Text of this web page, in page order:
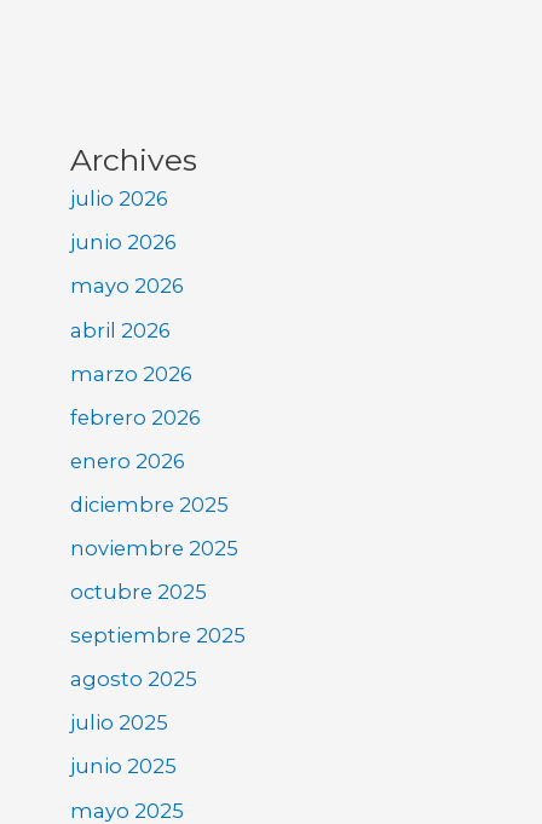
Archives
julio 2026
junio 2026
mayo 2026
abril 2026
marzo 2026
febrero 2026
enero 2026
diciembre 2025
noviembre 2025
octubre 2025
septiembre 2025
agosto 2025
julio 2025
junio 2025
mayo 2025